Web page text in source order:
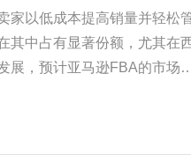
家以低成本提高销量并轻松
其中占有显著份额，尤其在
展，预计亚马逊FBA的市场